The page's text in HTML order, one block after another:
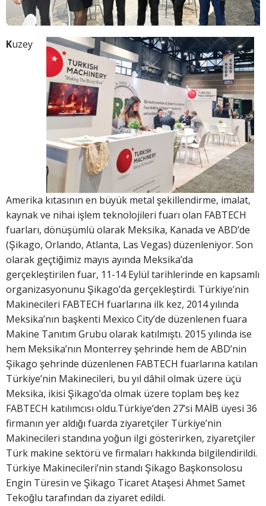
Kuzey
Amerika kıtasının en büyük metal şekillendirme, imalat,
kaynak ve nihai işlem teknolojileri fuarı olan FABTECH
fuarları, dönüşümlü olarak Meksika, Kanada ve ABD’de
(Şikago, Orlando, Atlanta, Las Vegas) düzenleniyor. Son
olarak geçtiğimiz mayıs ayında Meksika’da
gerçekleştirilen fuar, 11-14 Eylül tarihlerinde en kapsamlı
organizasyonunu Şikago’da gerçekleştirdi. Türkiye’nin
Makinecileri FABTECH fuarlarına ilk kez, 2014 yılında
Meksika’nın başkenti Mexico City’de düzenlenen fuara
Makine Tanıtım Grubu olarak katılmıştı. 2015 yılında ise
hem Meksika’nın Monterrey şehrinde hem de ABD’nin
Şikago şehrinde düzenlenen FABTECH fuarlarına katılan
Türkiye’nin Makinecileri, bu yıl dâhil olmak üzere üçü
Meksika, ikisi Şikago’da olmak üzere toplam beş kez
FABTECH katılımcısı oldu.Türkiye’den 27’si MAİB üyesi 36
firmanın yer aldığı fuarda ziyaretçiler Türkiye’nin
Makinecileri standına yoğun ilgi gösterirken, ziyaretçiler
Türk makine sektörü ve firmaları hakkında bilgilendirildi.
Türkiye Makinecileri’nin standı Şikago Başkonsolosu
Engin Türesin ve Şikago Ticaret Ataşesi Ahmet Samet
Tekoğlu tarafından da ziyaret edildi.